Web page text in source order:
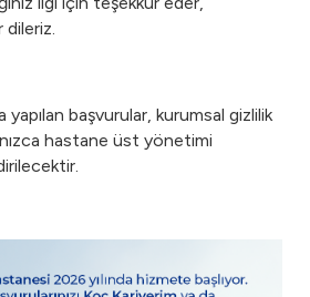
dileriz.
yapılan başvurular, kurumsal gizlilik
hastane üst yönetimi